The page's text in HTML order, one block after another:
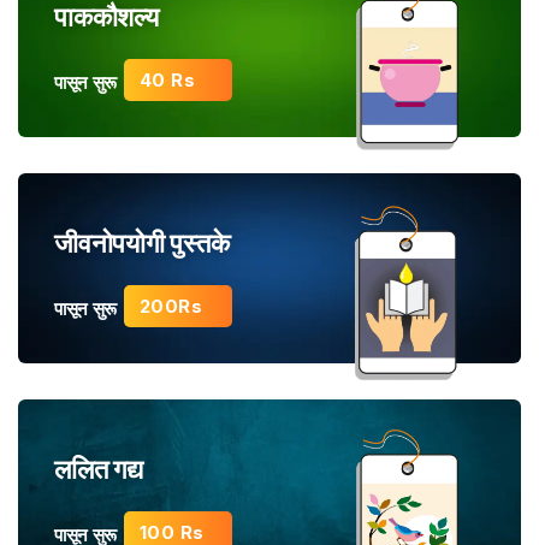
पाककौशल्य
पासून सुरू 40 Rs
जीवनोपयोगी पुस्तके
पासून सुरू 200Rs
ललित गद्य
पासून सुरू 100 Rs